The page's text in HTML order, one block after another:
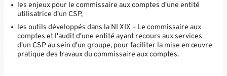
les enjeux pour le commissaire aux comptes d'une entité
utilisatrice d'un CSP,
les outils développés dans la NI XIX – Le commissaire aux
comptes et l'audit d'une entité ayant recours aux services
d'un CSP au sein d'un groupe, pour faciliter la mise en œuvre
pratique des travaux du commissaire aux comptes.